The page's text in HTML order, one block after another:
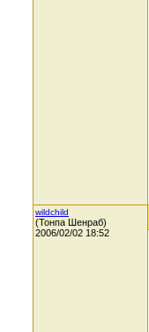
wildchild
(Тонпа Шенраб)
2006/02/02 18:52